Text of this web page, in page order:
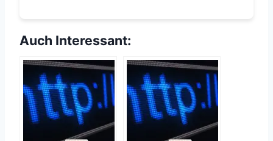
Auch Interessant: